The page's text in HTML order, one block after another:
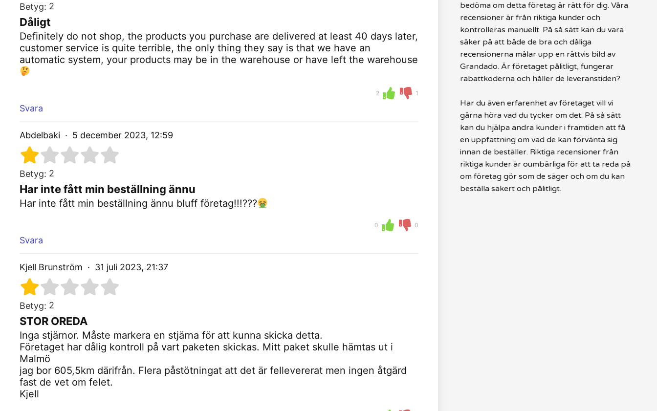
Betyg: 2
Dåligt
Definitely do not shop, the products you purchase are delivered at least 40 days later,
customer service is quite terrible, the only thing they say is that we have an
automatic system, your products may be in the warehouse or have left the warehouse
2 1
Svara
Abdelbaki 5 december 2023, 12:59
Betyg: 2
Har inte fått min beställning ännu
Har inte fått min beställning ännu bluff företag!!!???
0 0
Svara
Kjell Brunström 31 juli 2023, 21:37
Betyg: 2
STOR OREDA
Inga stjärnor. Måste markera en stjärna för att kunna skicka detta.
Företaget har dålig kontroll på vart paketen skickas. Mitt paket skulle hämtas ut i
Malmö
jag bor 605,5km därifrån. Flera påstötningat att det är fellevererat men ingen åtgärd
fast de vet om felet.
Kjell
bedöma om detta företag är rätt för dig. Våra
recensioner är från riktiga kunder och
kontrolleras manuellt. På så sätt kan du vara
säker på att både de bra och dåliga
recensionerna målar upp en rättvis bild av
Grandado. Är företaget pålitligt, fungerar
rabattkoderna och håller de leveranstiden?
Har du även erfarenhet av företaget vill vi
gärna höra vad du tycker om det. På så sätt
kan du hjälpa andra kunder i framtiden att få
en uppfattning om vad de kan förvänta sig
innan de beställer. Riktiga recensioner från
riktiga kunder är oumbärliga för att ta reda på
om företag gör som de säger och om du kan
beställa säkert och pålitligt.